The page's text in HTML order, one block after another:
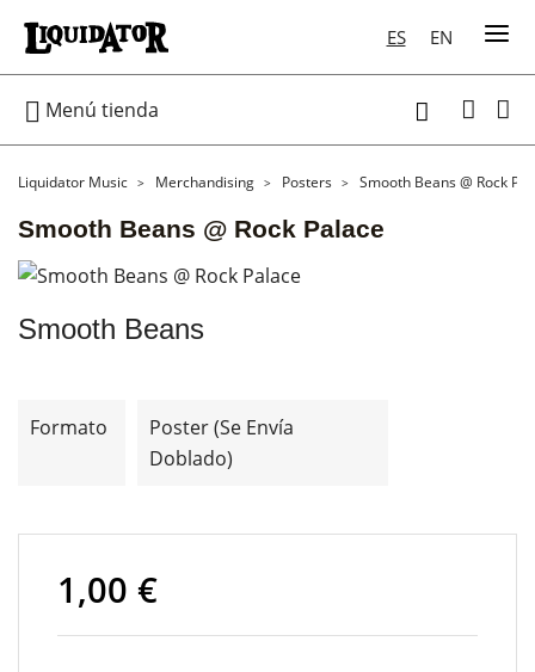
ES EN
 Menú tienda 
Liquidator Music Merchandising Posters Smooth Beans @ Rock
Smooth Beans @ Rock Palace
Smooth Beans
Formato
Poster (se Envía
Doblado)
1,00 €